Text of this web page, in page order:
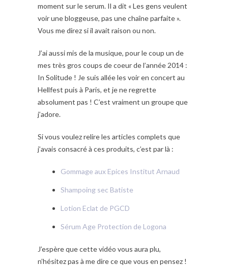
moment sur le serum. Il a dit « Les gens veulent
voir une bloggeuse, pas une chaîne parfaite ».
Vous me direz si il avait raison ou non.
J’ai aussi mis de la musique, pour le coup un de
mes très gros coups de coeur de l’année 2014 :
In Solitude ! Je suis allée les voir en concert au
Hellfest puis à Paris, et je ne regrette
absolument pas ! C’est vraiment un groupe que
j’adore.
Si vous voulez relire les articles complets que
j’avais consacré à ces produits, c’est par là :
Gommage aux Epices Institut Arnaud
Shampoing sec Batiste
Lotion Eclat de PGCD
Sérum Age Protection de Logona
J’espère que cette vidéo vous aura plu,
n’hésitez pas à me dire ce que vous en pensez !